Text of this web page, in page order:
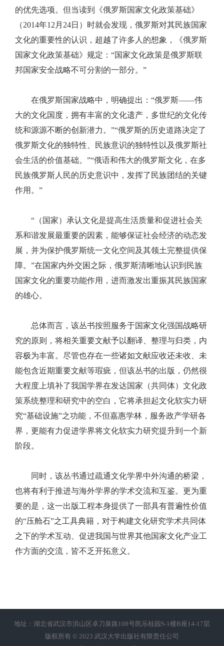
的优先选项。但当读到《俄罗斯国家文化政策基础》
（2014年12月24日）时就会发现，俄罗斯对其民族国家
文化的重要性的认识，超越了许多人的想象，《俄罗斯
国家文化政策基础》规定：“国家文化政策是俄罗斯联
邦国家安全战略不可分割的一部分。”
在俄罗斯国家战略中，明确提出：“俄罗斯——伟
大的文化国度，拥有丰富的文化遗产，多世纪的文化传
统和源源不断的创新潜力。”“俄罗斯的历史道路决定了
俄罗斯文化的独特性、民族意识的独特性以及俄罗斯社
会生活的价值基础。”“俄语和伟大的俄罗斯文化，在多
民族俄罗斯人民的历史意识中，发挥了民族团结的关键
作用。”
“（国家）承认文化是提高生活质量和促进社会关
系和谐发展最重要的因素，能够保证社会经济的动态发
展，并为保护俄罗斯统一文化空间及其领土完整提供保
障。”在国家内外交困之际，俄罗斯清晰地认识到民族
国家文化的重要功能作用，进而激发出重振其民族国家
的雄心。
总体而言，该丛书按照服务于国家文化强国战略研
究的原则，将相关重要文献予以翻译、整理与归类，内
容极为丰富。尽管也存在一些诸如文献应收还未收、未
能包含近期重要文献等瑕疵，但该丛书的出版，仍然很
大程度上填补了我国学界在发达国家（共同体）文化政
策系统整理和研究中的空白，它将承担起文化软实力研
究“基础设施”之功能，不但嘉惠学林，服务政产学研各
界，更能有力促进学界将文化软实力研究提升到一个新
阶段。
同时，该丛书通过疏通文化学界中外沟通的桥梁，
也将有利于推进与海外学界的学术交流和互鉴。更为重
要的是，这一出版工程本身提供了一部具有普遍性价值
的“压舱石”之工具典籍，对于构建文化研究学术共同体
之下的学术互动、促进我国与世界其他国家文化产业工
作方面的交流，皆不乏开拓意义。
地址：湖北省武汉市洪山区卓刀泉路108号凯乐桂园S-1楼B座14-17层
版权所有 © 2023 武汉大学出版社有限责任公司